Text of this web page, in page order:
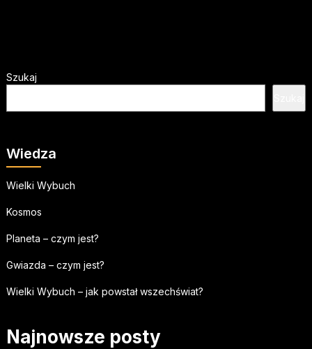
Szukaj
Wiedza
Wielki Wybuch
Kosmos
Planeta – czym jest?
Gwiazda – czym jest?
Wielki Wybuch – jak powstał wszechświat?
Najnowsze posty